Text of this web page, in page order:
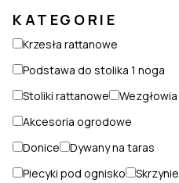
KATEGORIE
Krzesła rattanowe
Podstawa do stolika 1 noga
Stoliki rattanowe
Wezgłowia
Akcesoria ogrodowe
Donice
Dywany na taras
Piecyki pod ognisko
Skrzynie